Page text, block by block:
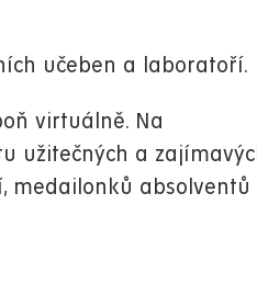
učeben a laboratoří.
virtuálně. Na
užitečných a
medailonků absolventů